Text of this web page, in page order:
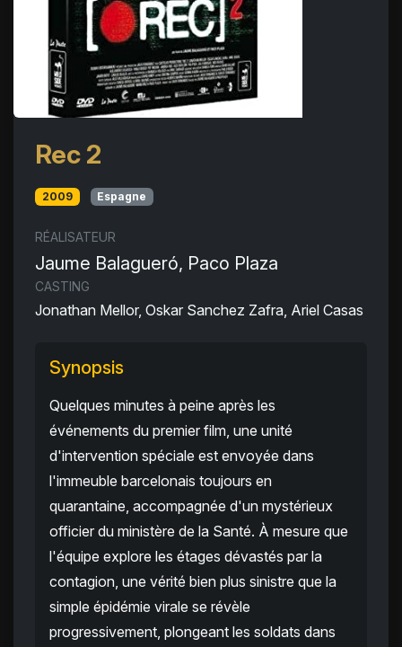
Rec 2
2009 Espagne
RÉALISATEUR
Jaume Balagueró, Paco Plaza
CASTING
Jonathan Mellor, Oskar Sanchez Zafra, Ariel Casas
Synopsis
Quelques minutes à peine après les
événements du premier film, une unité
d'intervention spéciale est envoyée dans
l'immeuble barcelonais toujours en
quarantaine, accompagnée d'un mystérieux
officier du ministère de la Santé. À mesure que
l'équipe explore les étages dévastés par la
contagion, une vérité bien plus sinistre que la
simple épidémie virale se révèle
progressivement, plongeant les soldats dans